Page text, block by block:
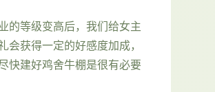
的等级变高后，我们给女主
会获得一定的好感度加成，
快建好鸡舍牛棚是很有必要